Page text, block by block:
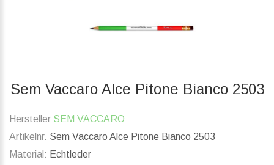
Sem Vaccaro Alce Pitone Bianco 2503
Hersteller SEM VACCARO
Artikelnr. Sem Vaccaro Alce Pitone Bianco 2503
Material: Echtleder